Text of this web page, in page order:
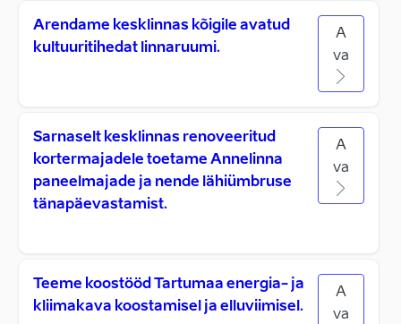
Arendame kesklinnas kõigile avatud
kultuuritihedat linnaruumi.
A
va
Sarnaselt kesklinnas renoveeritud
kortermajadele toetame Annelinna
paneelmajade ja nende lähiümbruse
tänapäevastamist.
A
va
Teeme koostööd Tartumaa energia- ja
kliimakava koostamisel ja elluviimisel.
A
va